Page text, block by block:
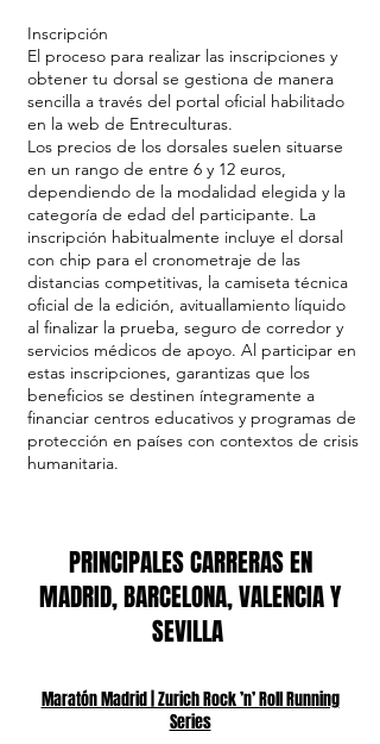
Inscripción
El proceso para realizar las inscripciones y
obtener tu dorsal se gestiona de manera
sencilla a través del portal oficial habilitado
en la web de Entreculturas.
Los precios de los dorsales suelen situarse
en un rango de entre 6 y 12 euros,
dependiendo de la modalidad elegida y la
categoría de edad del participante. La
inscripción habitualmente incluye el dorsal
con chip para el cronometraje de las
distancias competitivas, la camiseta técnica
oficial de la edición, avituallamiento líquido
al finalizar la prueba, seguro de corredor y
servicios médicos de apoyo. Al participar en
estas inscripciones, garantizas que los
beneficios se destinen íntegramente a
financiar centros educativos y programas de
protección en países con contextos de crisis
humanitaria.
PRINCIPALES CARRERAS EN
MADRID, BARCELONA, VALENCIA Y
SEVILLA
Maratón Madrid | Zurich Rock ’n’ Roll Running
Series